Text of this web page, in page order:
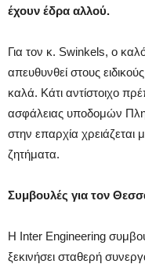
έχουν έδρα αλλού.
Για τον κ. Swinkels, ο
απευθυνθεί στους
καλά. Κάτι αντίστοιχο
ασφάλειας υποδομών
στην επαρχία χρειάζεται
ζητήματα.
Συμβουλές για τον
Η Inter Engineering
ξεκινήσει σταθερή